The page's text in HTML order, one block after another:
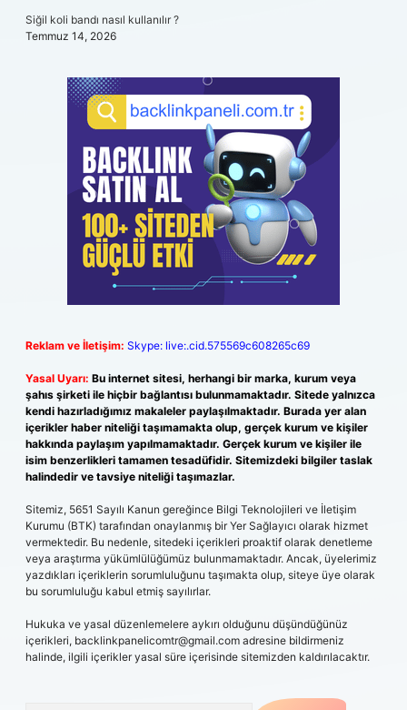
Siğil koli bandı nasıl kullanılır ?
Temmuz 14, 2026
Reklam ve İletişim: Skype: live:.cid.575569c608265c69
Yasal Uyarı: Bu internet sitesi, herhangi bir marka, kurum veya
şahıs şirketi ile hiçbir bağlantısı bulunmamaktadır. Sitede yalnızca
kendi hazırladığımız makaleler paylaşılmaktadır. Burada yer alan
içerikler haber niteliği taşımamakta olup, gerçek kurum ve kişiler
hakkında paylaşım yapılmamaktadır. Gerçek kurum ve kişiler ile
isim benzerlikleri tamamen tesadüfidir. Sitemizdeki bilgiler taslak
halindedir ve tavsiye niteliği taşımazlar.
Sitemiz, 5651 Sayılı Kanun gereğince Bilgi Teknolojileri ve İletişim
Kurumu (BTK) tarafından onaylanmış bir Yer Sağlayıcı olarak hizmet
vermektedir. Bu nedenle, sitedeki içerikleri proaktif olarak denetleme
veya araştırma yükümlülüğümüz bulunmamaktadır. Ancak, üyelerimiz
yazdıkları içeriklerin sorumluluğunu taşımakta olup, siteye üye olarak
bu sorumluluğu kabul etmiş sayılırlar.
Hukuka ve yasal düzenlemelere aykırı olduğunu düşündüğünüz
içerikleri, backlinkpanelicomtr@gmail.com adresine bildirmeniz
halinde, ilgili içerikler yasal süre içerisinde sitemizden kaldırılacaktır.